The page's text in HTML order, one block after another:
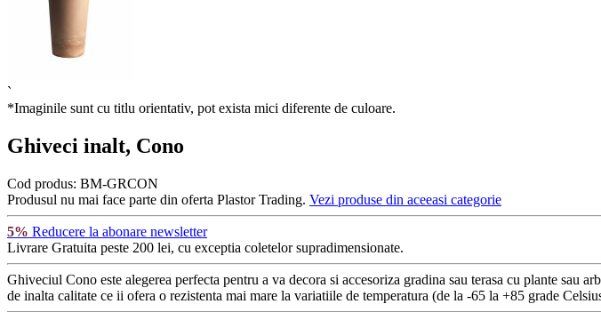
`
*Imaginile sunt cu titlu orientativ, pot exista mici diferente de culoare.
Ghiveci inalt, Cono
Cod produs: BM-GRCON
Produsul nu mai face parte din oferta Plastor Trading. Vezi produse din aceeasi categorie
5% Reducere la abonare newsletter
Livrare Gratuita peste 200 lei, cu exceptia coletelor supradimensionate.
Ghiveciul Cono este alegerea perfecta pentru a va decora si accesoriza gradina sau terasa cu plante
de inalta calitate ce ii ofera o rezistenta mai mare la variatiile de temperatura (de la -65 la +85 grade